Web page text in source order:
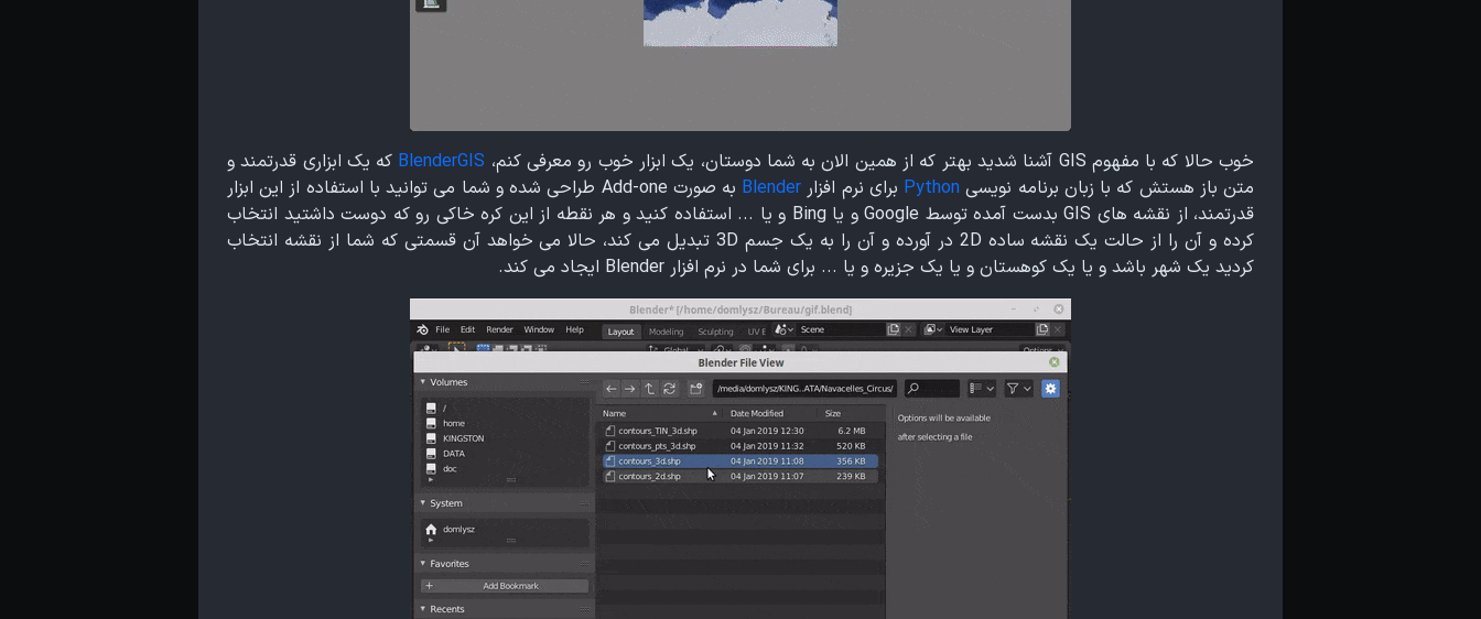
خوب حالا که با مفهوم GIS آشنا شدید بهتر که از همین الان به شما دوستان، یک ابزار خوب رو معرفی کنم، BlenderGIS که یک ابزاری قدرتمند و
متن باز هستش که با زبان برنامه نویسی Python برای نرم افزار Blender به صورت Add-one
طراحی شده و شما می توانید با استفاده از این ابزار
قدرتمند، از نقشه های GIS بدست آمده توسط Google و یا Bing و یا ... استفاده کنید و هر نقطه از این کره خاکی رو که دوست داشتید انتخاب
کرده و آن را از حالت یک نقشه ساده 2D در آورده و آن را به یک جسم 3D تبدیل می کند، حالا می خواهد آن قسمتی که شما از نقشه انتخاب
کردید یک شهر باشد و یا یک کوهستان و یا یک جزیره و یا ... برای شما در نرم افزار Blender ایجاد می کند.